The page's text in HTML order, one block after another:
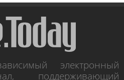
электронный
поддерживающий